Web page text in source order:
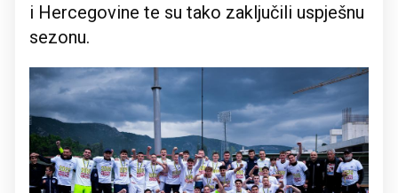
i Hercegovine te su tako zaključili uspješnu
sezonu.